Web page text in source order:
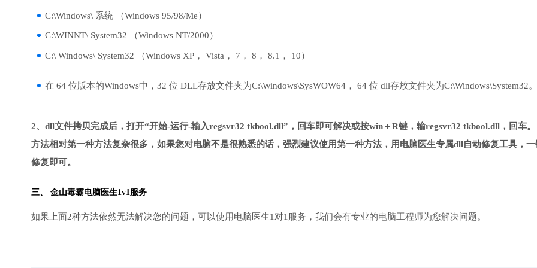
C:\Windows\ 系统 （Windows 95/98/Me）
C:\WINNT\ System32 （Windows NT/2000）
C:\ Windows\ System32 （Windows XP， Vista， 7， 8， 8.1， 10）
在 64 位版本的Windows中，32 位 DLL存放文件夹为C:\Windows\SysWOW64， 64 位 dll存放文件夹为C:\Windows\System32。
2、dll文件拷贝完成后，打开“开始-运行-输入regsvr32 tkbool.dll”，回车即可解决或按win＋R键，输regsvr32 tkbool.dll，回车
方法相对第一种方法复杂很多，如果您对电脑不是很熟悉的话，强烈建议使用第一种方法，用电脑医生专属dll自动修复工具，一
修复即可。
三、 金山毒霸电脑医生1v1服务
如果上面2种方法依然无法解决您的问题，可以使用电脑医生1对1服务，我们会有专业的电脑工程师为您解决问题。